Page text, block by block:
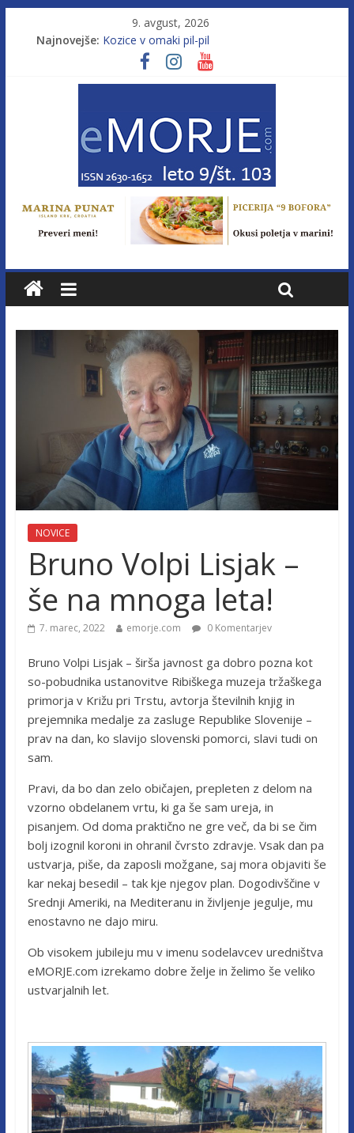
9. avgust, 2026
Najnovejše: Kozice v omaki pil-pil
Leto 9, št. 103; Licenca brez morja
Od morja do gorja 11
NOVICE
Bruno Volpi Lisjak –
še na mnoga leta!
7. marec, 2022 emorje.com 0 Komentarjev
Bruno Volpi Lisjak – širša javnost ga dobro pozna kot
so-pobudnika ustanovitve Ribiškega muzeja tržaškega
primorja v Križu pri Trstu, avtorja številnih knjig in
prejemnika medalje za zasluge Republike Slovenije –
prav na dan, ko slavijo slovenski pomorci, slavi tudi on
sam.
Pravi, da bo dan zelo običajen, prepleten z delom na
vzorno obdelanem vrtu, ki ga še sam ureja, in
pisanjem. Od doma praktično ne gre več, da bi se čim
bolj izognil koroni in ohranil čvrsto zdravje. Vsak dan pa
ustvarja, piše, da zaposli možgane, saj mora objaviti še
kar nekaj besedil – tak kje njegov plan. Dogodivščine v
Srednji Ameriki, na Mediteranu in življenje jegulje, mu
enostavno ne dajo miru.
Ob visokem jubileju mu v imenu sodelavcev uredništva
eMORJE.com izrekamo dobre želje in želimo še veliko
ustvarjalnih let.